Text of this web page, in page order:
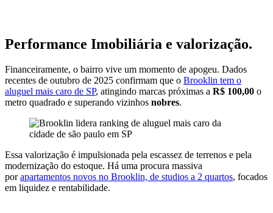
Performance Imobiliária e valorização.
Financeiramente, o bairro vive um momento de apogeu. Dados
recentes de outubro de 2025 confirmam que o Brooklin tem o
aluguel mais caro de SP, atingindo marcas próximas a R$ 100,00 o
metro quadrado e superando vizinhos nobres.
Essa valorização é impulsionada pela escassez de terrenos e pela
modernização do estoque. Há uma procura massiva
porapartamentos novos no Brooklin, de studios a 2 quartos, focados
em liquidez e rentabilidade.